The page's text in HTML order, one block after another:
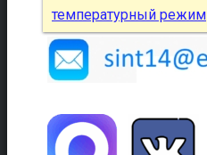
температурный режим